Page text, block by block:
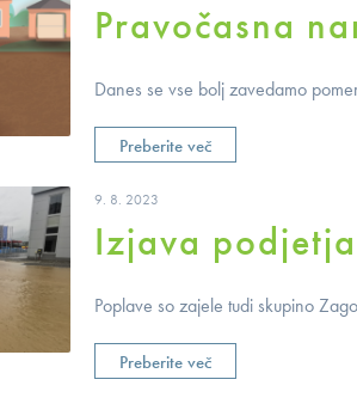
Pravočasna
Danes se vse bolj zavedamo
Preberite več
9. 8. 2023
Izjava
Poplave so zajele tudi skupino
Preberite več